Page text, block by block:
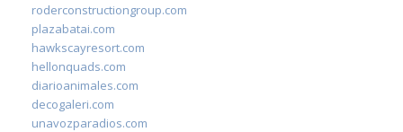
roderconstructiongroup.com
plazabatai.com
hawkscayresort.com
hellonquads.com
diarioanimales.com
decogaleri.com
unavozparadios.com